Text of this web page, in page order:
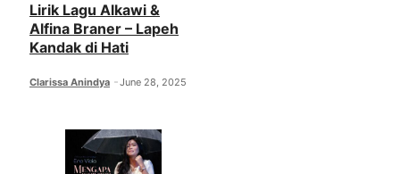
Lirik Lagu Alkawi &
Alfina Braner – Lapeh
Kandak di Hati
Clarissa Anindya June 28, 2025